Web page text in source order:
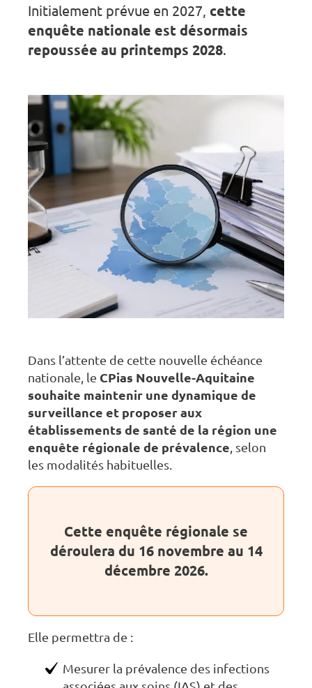
Initialement prévue en 2027, cette
enquête nationale est désormais
repoussée au printemps 2028.
Dans l’attente de cette nouvelle échéance
nationale, le CPias Nouvelle-Aquitaine
souhaite maintenir une dynamique de
surveillance et proposer aux
établissements de santé de la région une
enquête régionale de prévalence, selon
les modalités habituelles.
Cette enquête régionale se
déroulera du 16 novembre au 14
décembre 2026.
Elle permettra de :
Mesurer la prévalence des infections